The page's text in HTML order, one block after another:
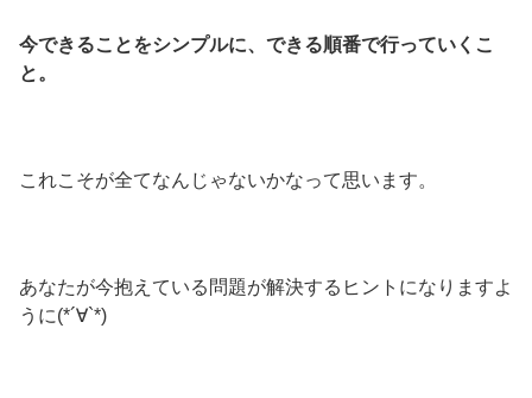
今できることをシンプルに、できる順番で行っていくこ
と。
これこそが全てなんじゃないかなって思います。
あなたが今抱えている問題が解決するヒントになりますよ
うに(*´∀`*)